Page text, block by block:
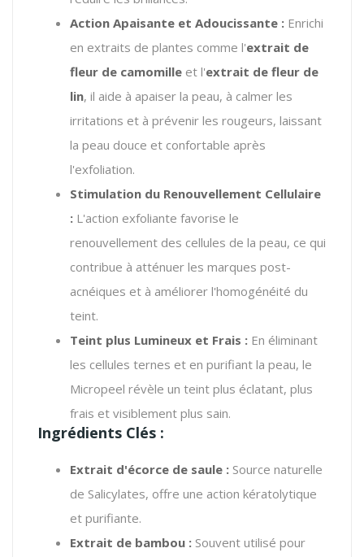
Action Apaisante et Adoucissante : Enrichi
en extraits de plantes comme l'extrait de
fleur de camomille et l'extrait de fleur de
lin, il aide à apaiser la peau, à calmer les
irritations et à prévenir les rougeurs, laissant
la peau douce et confortable après
l'exfoliation.
Stimulation du Renouvellement Cellulaire
: L'action exfoliante favorise le
renouvellement des cellules de la peau, ce qui
contribue à atténuer les marques post-
acnéiques et à améliorer l'homogénéité du
teint.
Teint plus Lumineux et Frais : En éliminant
les cellules ternes et en purifiant la peau, le
Micropeel révèle un teint plus éclatant, plus
frais et visiblement plus sain.
Ingrédients Clés :
Extrait d'écorce de saule : Source naturelle
de Salicylates, offre une action kératolytique
et purifiante.
Extrait de bambou : Souvent utilisé pour